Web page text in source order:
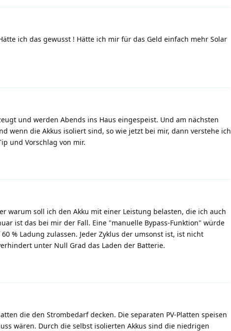
ich das gewusst ! Hätte ich mir für das Geld einfach mehr Solar
und werden Abends ins Haus eingespeist. Und am nächsten
wenn die Akkus isoliert sind, so wie jetzt bei mir, dann verstehe ich
und Vorschlag von mir.
warum soll ich den Akku mit einer Leistung belasten, die ich auch
ist das bei mir der Fall. Eine "manuelle Bypass-Funktion" würde
% Ladung zulassen. Jeder Zyklus der umsonst ist, ist nicht
unter Null Grad das Laden der Batterie.
die den Strombedarf decken. Die separaten PV-Platten speisen
wären. Durch die selbst isolierten Akkus sind die niedrigen